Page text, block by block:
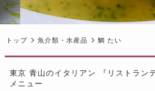
トップ 魚介類・水産品 鯛 たい
東京 青山のイタリアン 『リストラン
メニュー